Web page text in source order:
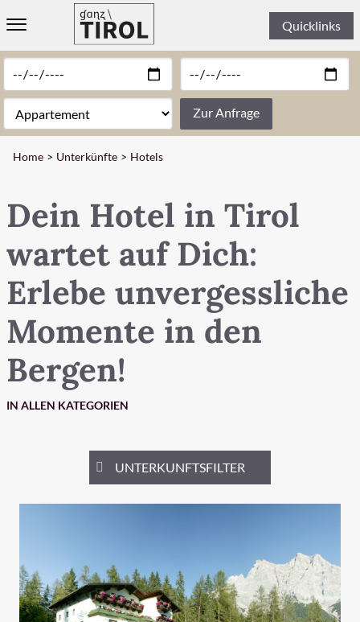
Quicklinks
Zur Anfrage
WILLKOMMEN
UNTERKÜNFTE
» ALLE UNTERKÜNFTE
» HOTELS
» CHALETS & LODGES
» PENSIONEN
THEMEN
REGIONEN
ERLEBEN
Schnellanfrage
Highlights
Home Unterkünfte Hotels
Dein Hotel in Tirol
wartet auf Dich:
Erlebe unvergessliche
Momente in den
Bergen!
IN ALLEN KATEGORIEN
UNTERKUNFTSFILTER